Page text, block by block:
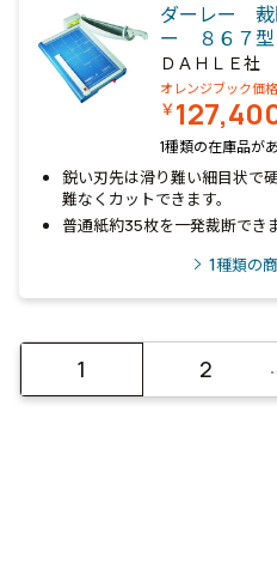
ダーレー
ー ８６７
ＤＡＨＬＥ社
オレンジブック価格
￥
1種類の在庫品が
鋭い刃先は滑り難い細目状で
難なくカットできます。
普通紙約35枚を一発裁断できま
1種類の
1 2